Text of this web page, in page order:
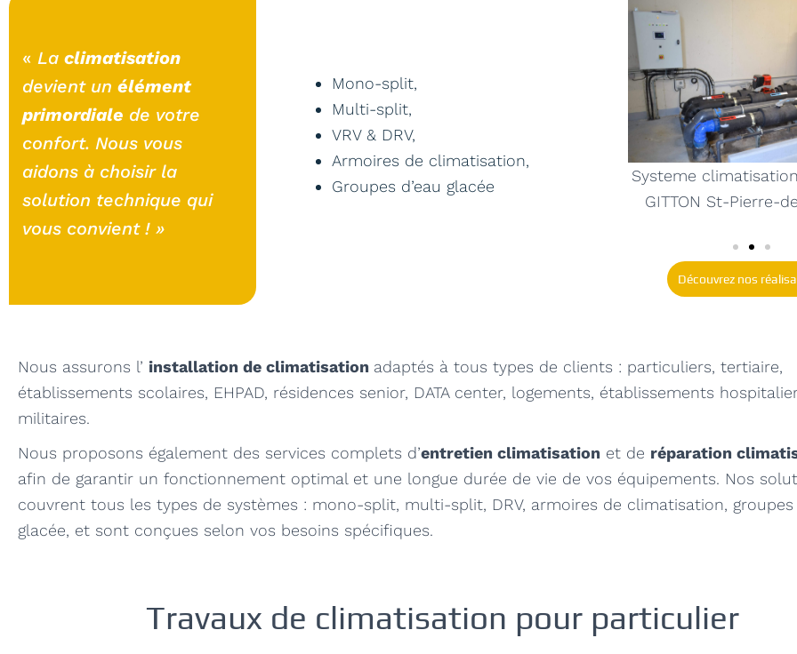
« La climatisation
devient un élément
primordiale de votre
confort. Nous vous
aidons à choisir la
solution technique qui
vous convient ! »
Mono-split,
Multi-split,
VRV & DRV,
Armoires de climatisation,
Groupes d’eau glacée
Systeme
GITTON St-Pierre-
Découvrez nos
Nous assurons l’ installation de climatisation adaptés à tous types de clients : particuliers, tertiaire,
établissements scolaires, EHPAD, résidences senior, DATA center, logements, établissements
militaires.
Nous proposons également des services complets d’entretien climatisation et de réparation
afin de garantir un fonctionnement optimal et une longue durée de vie de vos équipements. Nos
couvrent tous les types de systèmes : mono-split, multi-split, DRV, armoires de climatisation, groupes
glacée, et sont conçues selon vos besoins spécifiques.
Travaux de climatisation pour particulier